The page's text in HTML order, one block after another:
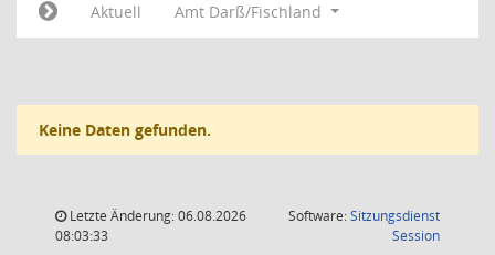
Aktuell
Amt Darß/Fischland
Keine Daten gefunden.
Letzte Änderung: 06.08.2026
08:03:33
Software:Sitzungsdienst
Session(Wird in